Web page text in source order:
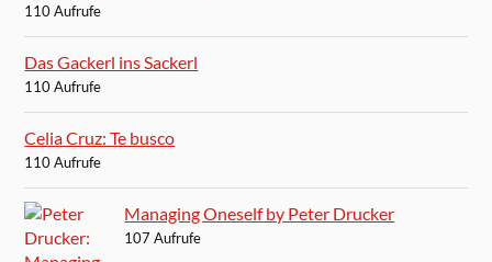
110 Aufrufe
Das Gackerl ins Sackerl
110 Aufrufe
Celia Cruz: Te busco
110 Aufrufe
Managing Oneself by Peter Drucker
107 Aufrufe